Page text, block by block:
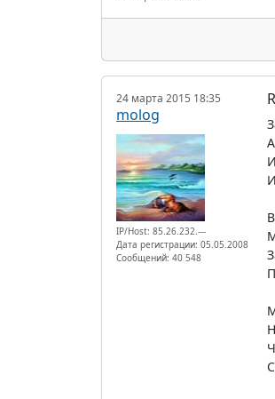
24 марта 2015 18:35
molog
IP/Host: 85.26.232.---
Дата регистрации: 05.05.2008
Сообщений: 40 548